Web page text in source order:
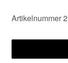
Artikelnummer